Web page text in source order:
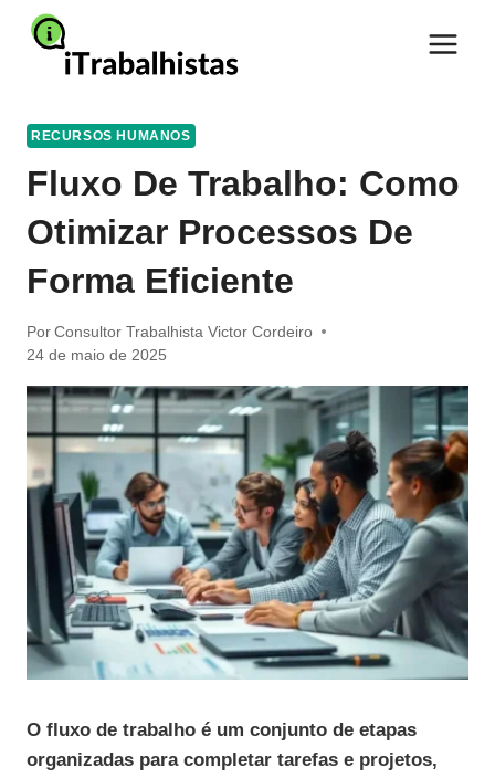
Pular
para
RECURSOS HUMANOS
Fluxo De Trabalho: Como
Otimizar Processos De
Forma Eficiente
Por Consultor Trabalhista Victor Cordeiro
24 de maio de 2025
O fluxo de trabalho é um conjunto de etapas
organizadas para completar tarefas e projetos,